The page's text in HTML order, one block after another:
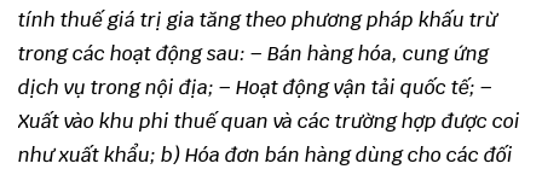
tính thuế giá trị gia tăng theo phương pháp khấu trừ
trong các hoạt động sau: – Bán hàng hóa, cung ứng
dịch vụ trong nội địa; – Hoạt động vận tải quốc tế; –
Xuất vào khu phi thuế quan và các trường hợp được coi
như xuất khẩu; b) Hóa đơn bán hàng dùng cho các đối